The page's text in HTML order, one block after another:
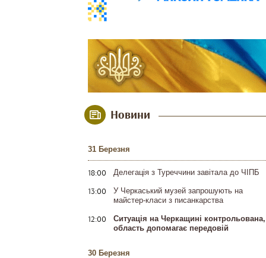
Новини
31 Березня
18:00 Делегація з Туреччини завітала до ЧІПБ
13:00
У Черкаський музей запрошують на
майстер-класи з писанкарства
12:00
Ситуація на Черкащині контрольована,
область допомагає передовій
30 Березня